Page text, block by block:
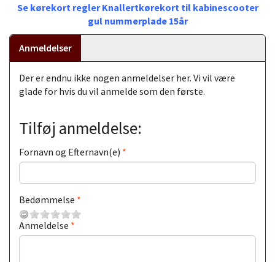
Se kørekort regler Knallertkørekort til kabinescooter
gul nummerplade 15år
Anmeldelser
Der er endnu ikke nogen anmeldelser her. Vi vil være
glade for hvis du vil anmelde som den første.
Tilføj anmeldelse:
Fornavn og Efternavn(e)
Bedømmelse
Anmeldelse